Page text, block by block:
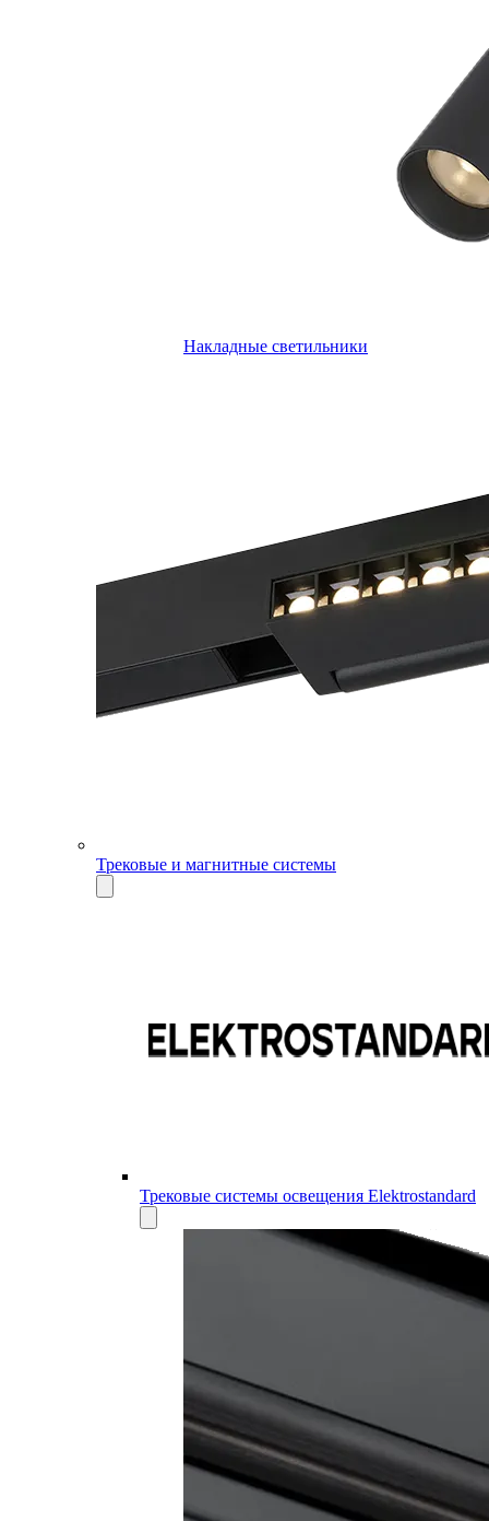
Накладные светильники
Трековые и магнитные системы
Трековые системы освещения Elektrostandard